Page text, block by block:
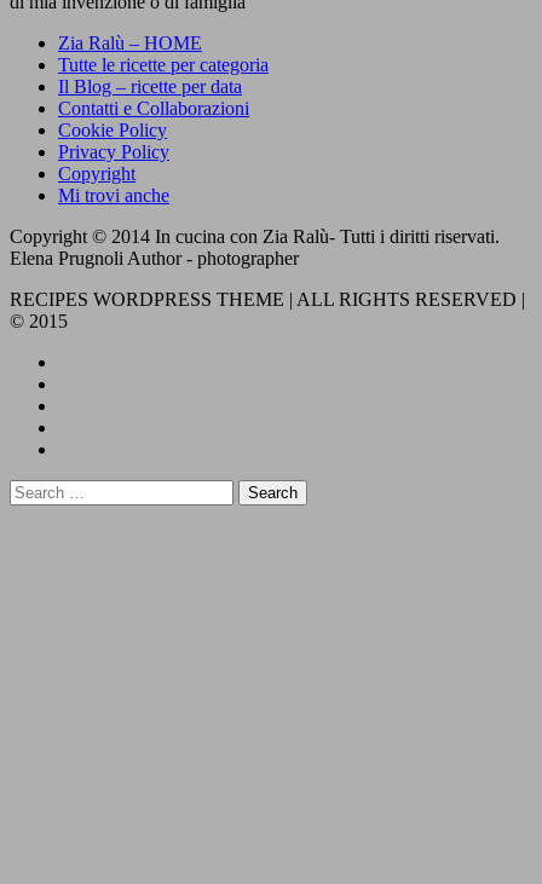
Zia Ralù – HOME
Tutte le ricette per categoria
Il Blog – ricette per data
Contatti e Collaborazioni
Cookie Policy
Privacy Policy
Copyright
Mi trovi anche
Copyright © 2014 In cucina con Zia Ralù- Tutti i diritti riservati.
Elena Prugnoli Author - photographer
RECIPES WORDPRESS THEME | ALL RIGHTS RESERVED |
© 2015